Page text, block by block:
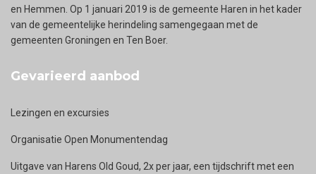
en Hemmen. Op 1 januari 2019 is de gemeente Haren in het kader
van de gemeentelijke herindeling samengegaan met de
gemeenten Groningen en Ten Boer.
Gevarieerd aanbod
Lezingen en excursies
Organisatie Open Monumentendag
Uitgave van Harens Old Goud, 2x per jaar, een tijdschrift met een